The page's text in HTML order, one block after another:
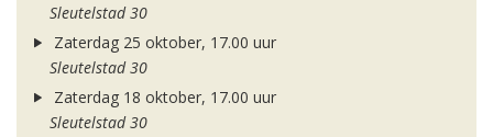
Sleutelstad 30
Zaterdag 25 oktober, 17.00 uur
Sleutelstad 30
Zaterdag 18 oktober, 17.00 uur
Sleutelstad 30